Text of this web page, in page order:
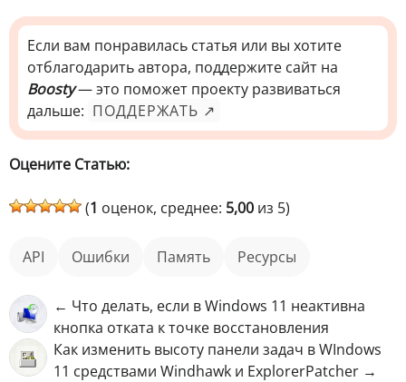
Если вам понравилась статья или вы хотите
отблагодарить автора, поддержите сайт на
Boosty— это поможет проекту развиваться
дальше: ПОДДЕРЖАТЬ ↗
Оцените Статью:
(1 оценок, среднее: 5,00 из 5)
API ошибки память ресурсы
← Что делать, если в Windows 11 неактивна
кнопка отката к точке восстановления
Как изменить высоту панели задач в WIndows
11 средствами Windhawk и ExplorerPatcher →